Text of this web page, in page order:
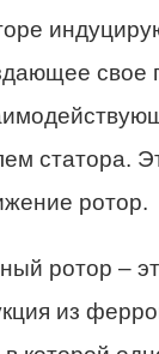
свое
статора.
ротор.
ротор –
из